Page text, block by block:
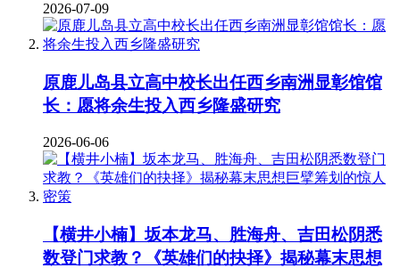
2026-07-09
原鹿儿岛县立高中校长出任西乡南洲显彰馆馆
长：愿将余生投入西乡隆盛研究
2026-06-06
【横井小楠】坂本龙马、胜海舟、吉田松阴悉
数登门求教？《英雄们的抉择》揭秘幕末思想